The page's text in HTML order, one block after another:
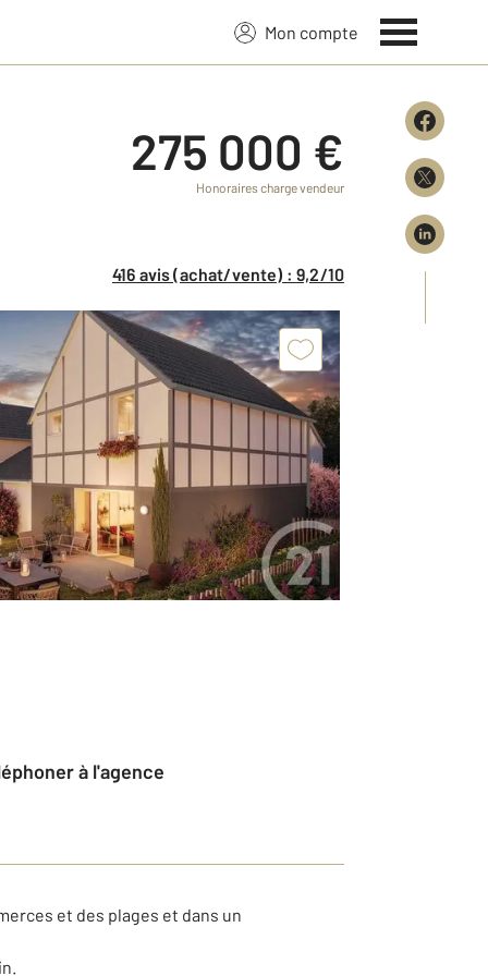
Mon compte
275 000 €
Honoraires charge vendeur
416 avis (achat/vente) : 9,2/10
à l'agence
et des plages et dans un